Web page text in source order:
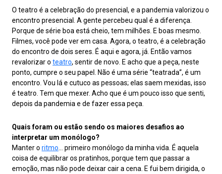
O teatro é a celebração do presencial, e a pandemia valorizou o
encontro presencial. A gente percebeu qual é a diferença.
Porque de série boa está cheio, tem milhões. E boas mesmo.
Filmes, você pode ver em casa. Agora, o teatro, é a celebração
do encontro de dois seres. É aqui e agora, já. Então vamos
revalorizar o teatro, sentir de novo. E acho que a peça, neste
ponto, cumpre o seu papel. Não é uma série “teatrada”, é um
encontro. Vou lá e cutuco as pessoas; elas saem mexidas, isso
é teatro. Tem que mexer. Acho que é um pouco isso que senti,
depois da pandemia e de fazer essa peça.
Quais foram ou estão sendo os maiores desafios ao
interpretar um monólogo?
Manter o ritmo … primeiro monólogo da minha vida. É aquela
coisa de equilibrar os pratinhos, porque tem que passar a
emoção, mas não pode deixar cair a cena. E fui bem dirigida, o